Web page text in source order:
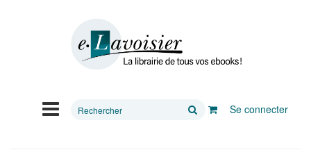
Rechercher
Se connecter